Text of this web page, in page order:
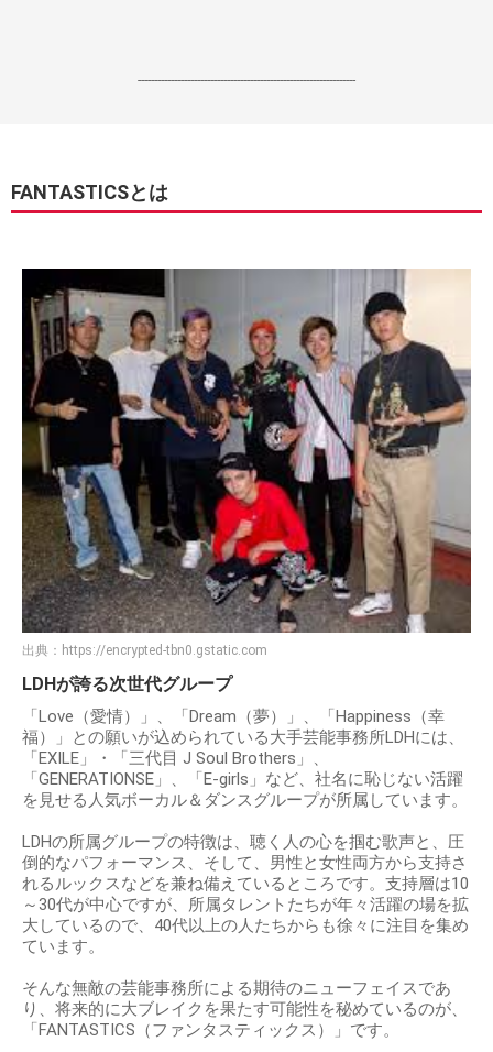
------------------------------------------------------------------
FANTASTICSとは
出典： https://encrypted-tbn0.gstatic.com
LDHが誇る次世代グループ
「Love（愛情）」、「Dream（夢）」、「Happiness（幸
福）」との願いが込められている大手芸能事務所LDHには、
「EXILE」・「三代目 J Soul Brothers」、
「GENERATIONSE」、「E-girls」など、社名に恥じない活躍
を見せる人気ボーカル＆ダンスグループが所属しています。
LDHの所属グループの特徴は、聴く人の心を掴む歌声と、圧
倒的なパフォーマンス、そして、男性と女性両方から支持さ
れるルックスなどを兼ね備えているところです。支持層は10
～30代が中心ですが、所属タレントたちが年々活躍の場を拡
大しているので、40代以上の人たちからも徐々に注目を集め
ています。
そんな無敵の芸能事務所による期待のニューフェイスであ
り、将来的に大ブレイクを果たす可能性を秘めているのが、
「FANTASTICS（ファンタスティックス）」です。